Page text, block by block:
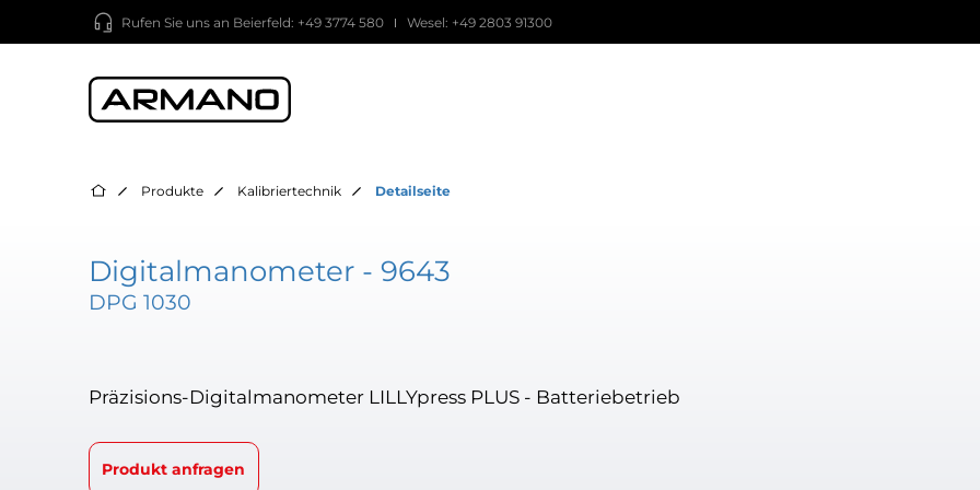
Rufen Sie uns an Beierfeld: +49 3774 580 Wesel: +49 2803 91300
Produkte Kalibriertechnik Detailseite
Digitalmanometer - 9643
DPG 1030
Präzisions-Digitalmanometer LILLYpress PLUS - Batteriebetrieb
Produkt anfragen